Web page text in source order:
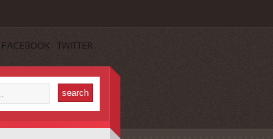
FACEBOOK TWITTER